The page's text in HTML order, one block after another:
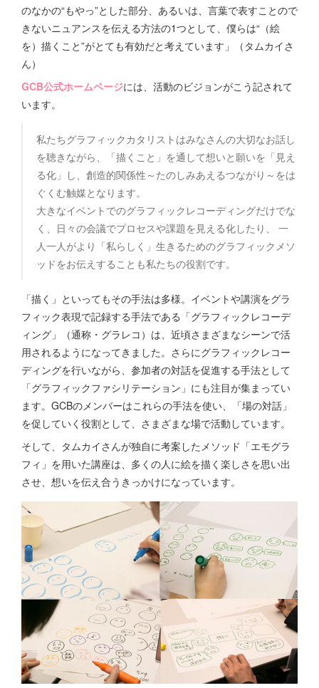
のなかの“もやっ”とした部分、あるいは、言葉で表すことので
きないニュアンスを伝える方法の1つとして、僕らは“（絵
を）描くこと”がとても有効だと考えています」（タムカイさ
ん）
GCB公式ホームページには、活動のビジョンがこう記されて
います。
私たちグラフィックカタリストはみなさんの大切なお話し
を聴きながら、「描くこと」を通して想いと願いを「見え
る化」し、創造的関係性～たのしみあえるつながり～をは
ぐくむ触媒となります。
大きなイベントでのグラフィックレコーディングだけでな
く、日々の会議でプロセスや課題を見える化したり、 一
人一人がより「私らしく」生きるためのグラフィックメソ
ッドをお伝えすることも私たちの役割です。
「描く」といってもその手法は多様。イベントや講演をグラ
フィック表現で記録する手法である「グラフィックレコーデ
ィング」（通称・グラレコ）は、近頃さまざまなシーンで活
用されるようになってきました。さらにグラフィックレコー
ディングを行いながら、参加者の対話を促進する手法として
「グラフィックファシリテーション」にも注目が集まってい
ます。GCBのメンバーはこれらの手法を使い、「場の対話」
を促していく役割として、さまざまな場で活動しています。
そして、タムカイさんが独自に考案したメソッド「エモグラ
フィ」を用いた講座は、多くの人に絵を描く楽しさを思い出
させ、想いを伝え合うきっかけになっています。